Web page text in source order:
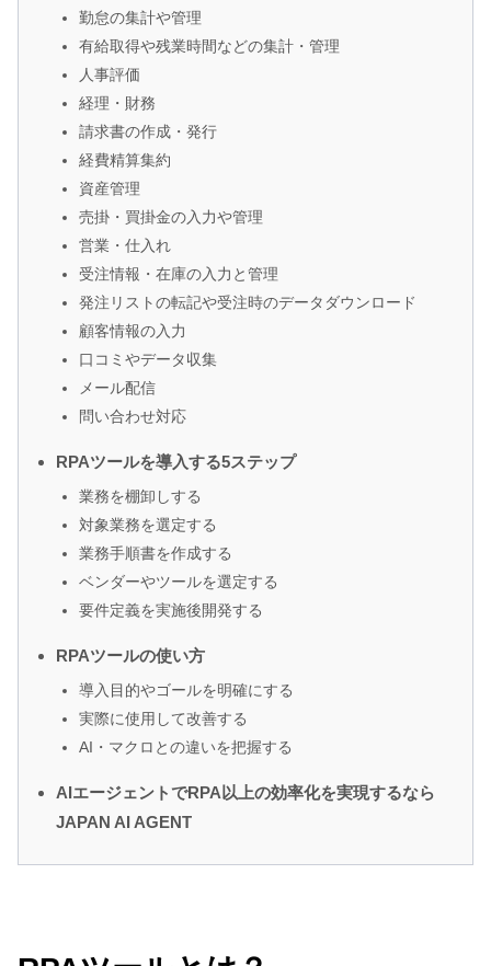
勤怠の集計や管理
有給取得や残業時間などの集計・管理
人事評価
経理・財務
請求書の作成・発行
経費精算集約
資産管理
売掛・買掛金の入力や管理
営業・仕入れ
受注情報・在庫の入力と管理
発注リストの転記や受注時のデータダウンロード
顧客情報の入力
口コミやデータ収集
メール配信
問い合わせ対応
RPAツールを導入する5ステップ
業務を棚卸しする
対象業務を選定する
業務手順書を作成する
ベンダーやツールを選定する
要件定義を実施後開発する
RPAツールの使い方
導入目的やゴールを明確にする
実際に使用して改善する
AI・マクロとの違いを把握する
AIエージェントでRPA以上の効率化を実現するなら
JAPAN AI AGENT